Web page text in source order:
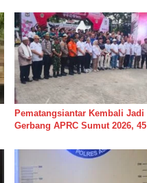
Pematangsiantar Kembali Jadi
Gerbang APRC Sumut 2026, 45
Kebun Tobasari Kabupaten